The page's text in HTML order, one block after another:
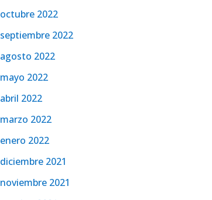
octubre 2022
septiembre 2022
agosto 2022
mayo 2022
abril 2022
marzo 2022
enero 2022
diciembre 2021
noviembre 2021